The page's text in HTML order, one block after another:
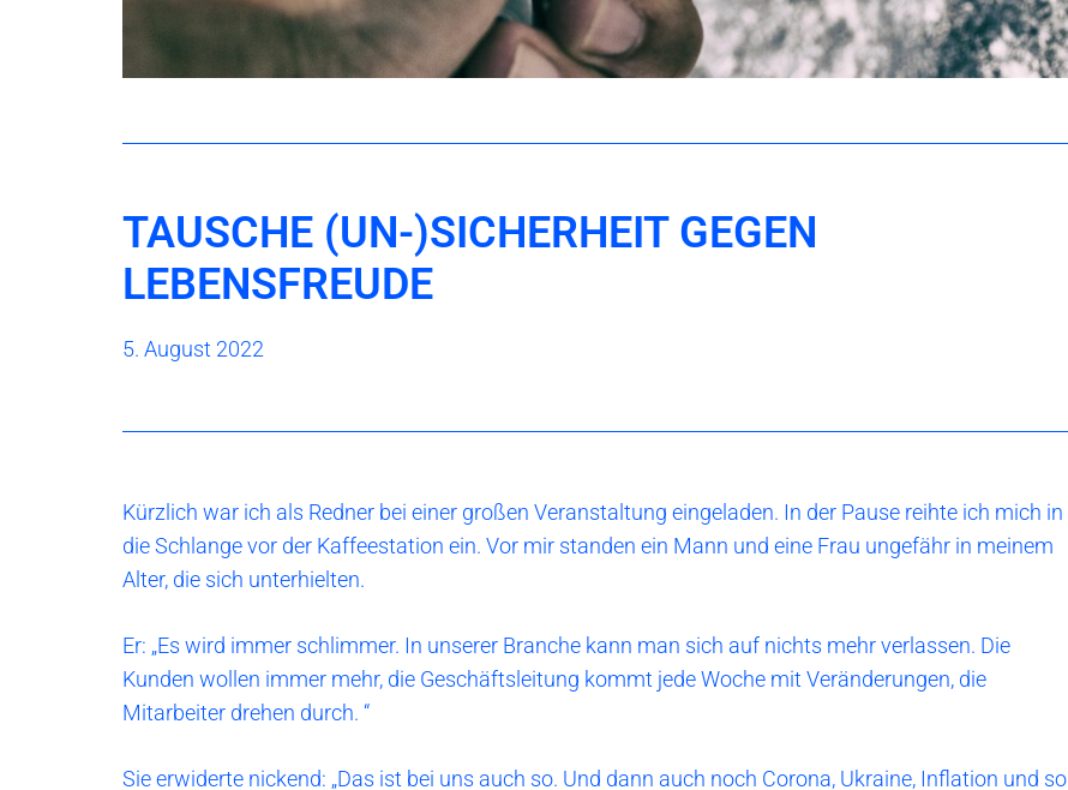
TAUSCHE (UN-)SICHERHEIT GEGEN
LEBENSFREUDE
5. August 2022
Kürzlich war ich als Redner bei einer großen Veranstaltung eingeladen. In der Pause reihte ich mich in
die Schlange vor der Kaffeestation ein. Vor mir standen ein Mann und eine Frau ungefähr in meinem
Alter, die sich unterhielten.
Er: „Es wird immer schlimmer. In unserer Branche kann man sich auf nichts mehr verlassen. Die
Kunden wollen immer mehr, die Geschäftsleitung kommt jede Woche mit Veränderungen, die
Mitarbeiter drehen durch. “
Sie erwiderte nickend: „Das ist bei uns auch so. Und dann auch noch Corona, Ukraine, Inflation und so